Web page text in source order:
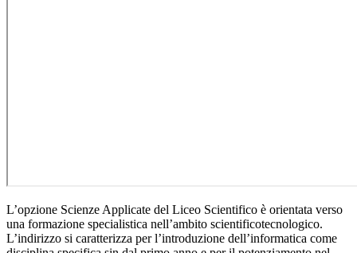
L’opzione Scienze Applicate del Liceo Scientifico è orientata verso
una formazione specialistica nell’ambito scientificotecnologico.
L’indirizzo si caratterizza per l’introduzione dell’informatica come